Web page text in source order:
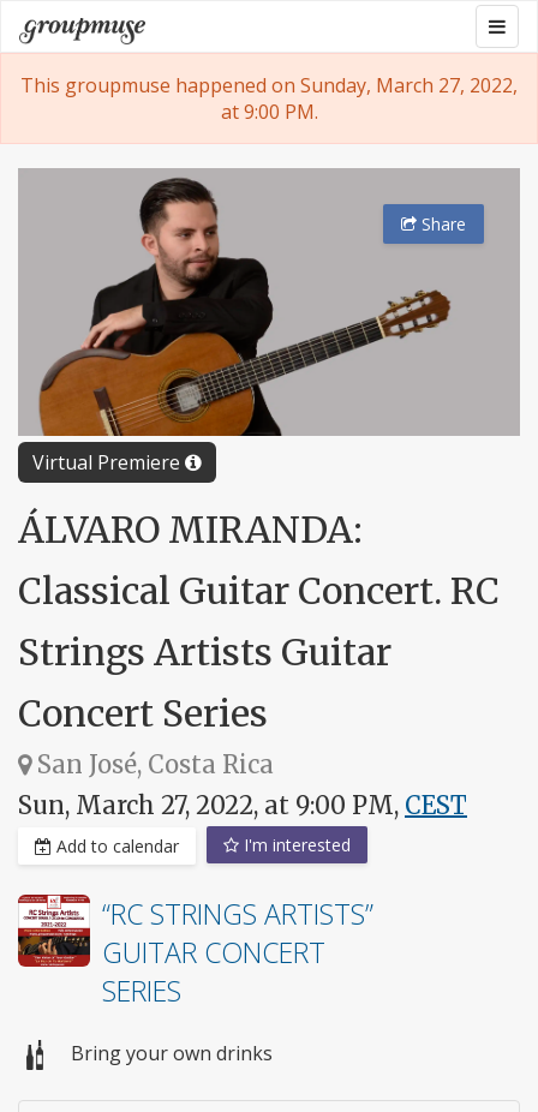
Skip
to
content
Groupmuse
This groupmuse happened on Sunday, March 27, 2022,
at 9:00 PM.
Virtual Premiere
Share
ÁLVARO MIRANDA:
Classical Guitar Concert. RC
Strings Artists Guitar
Concert Series
San José, Costa Rica
Sun, March 27, 2022, at 9:00 PM, CEST
Add to calendar I'm interested
“RC STRINGS ARTISTS”
GUITAR CONCERT
SERIES
Bring your own drinks